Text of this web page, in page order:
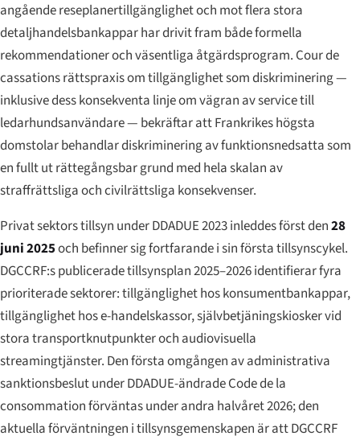
angående reseplanertillgänglighet och mot flera stora
detaljhandelsbankappar har drivit fram både formella
rekommendationer och väsentliga åtgärdsprogram. Cour de
cassations rättspraxis om tillgänglighet som diskriminering —
inklusive dess konsekventa linje om vägran av service till
ledarhundsanvändare — bekräftar att Frankrikes högsta
domstolar behandlar diskriminering av funktionsnedsatta som
en fullt ut rättegångsbar grund med hela skalan av
straffrättsliga och civilrättsliga konsekvenser.
Privat sektors tillsyn under DDADUE 2023 inleddes först den28
juni 2025och befinner sig fortfarande i sin första tillsynscykel.
DGCCRF:s publicerade tillsynsplan 2025–2026 identifierar fyra
prioriterade sektorer: tillgänglighet hos konsumentbankappar,
tillgänglighet hos e-handelskassor, självbetjäningskiosker vid
stora transportknutpunkter och audiovisuella
streamingtjänster. Den första omgången av administrativa
sanktionsbeslut under DDADUE-ändrade Code de la
consommation förväntas under andra halvåret 2026; den
aktuella förväntningen i tillsynsgemenskapen är att DGCCRF